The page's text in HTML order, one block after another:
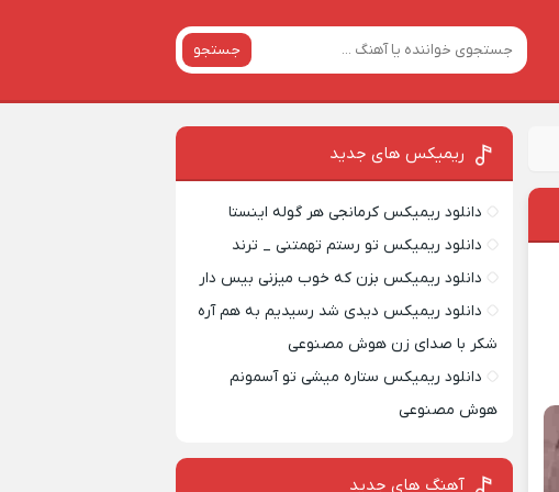
جستجو
ریمیکس‌ های جدید
دانلود ریمیکس کرمانجی هر گوله اینستا
دانلود ریمیکس تو رستم تهمتنی _ ترند
دانلود ریمیکس بزن که خوب میزنی بیس دار
دانلود ریمیکس دیدی شد رسیدیم به هم آره
شکر با صدای زن هوش مصنوعی
دانلود ریمیکس ستاره میشی تو آسمونم
هوش مصنوعی
آهنگ های جدید